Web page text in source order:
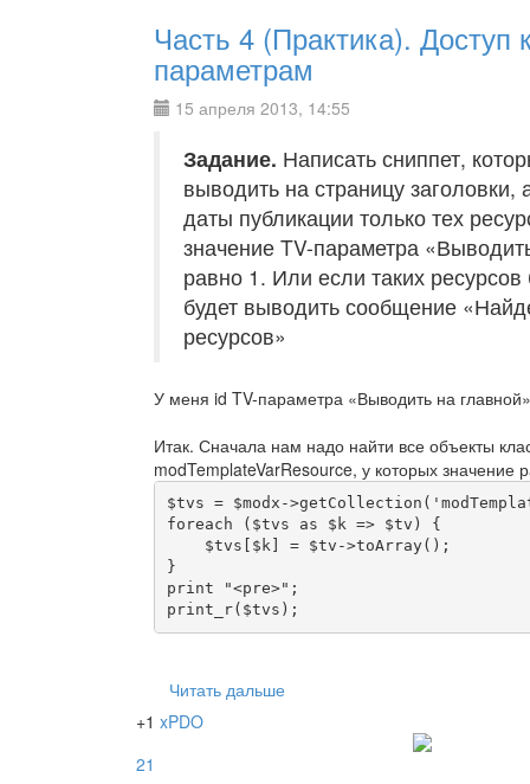
Часть 4 (Практика). Доступ
параметрам
15 апреля 2013, 14:55
Задание. Написать сниппет,
выводить на страницу заголовки,
даты публикации только тех
значение TV-параметра
равно 1. Или если таких
будет выводить сообщение
ресурсов»
У меня id TV-параметра «Выводить на
Итак. Сначала нам надо найти все объекты
modTemplateVarResource, у которых значение
$tvs = $modx-
foreach ($tvs as $k => $tv) {
    $tvs[$k] = $tv->toArray();
}
print "<pre>";
print_r($tvs);
Читать дальше
+1 xPDO
21